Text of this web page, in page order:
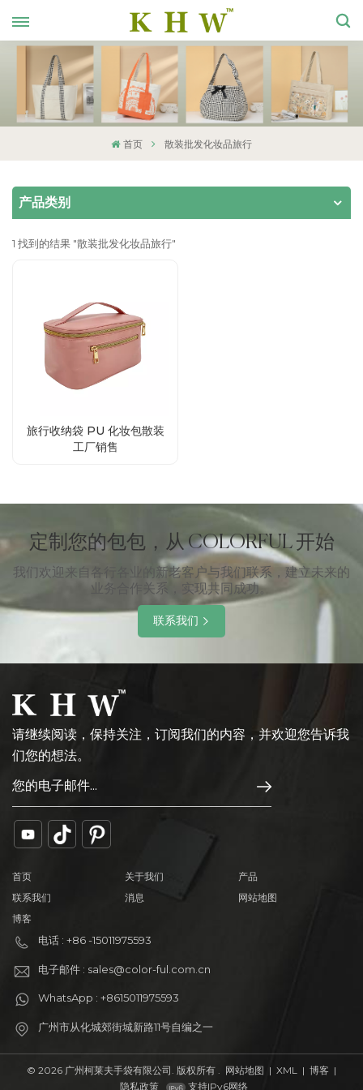
首页 散装批发化妆品旅行
产品类别
1 找到的结果 "散装批发化妆品旅行"
旅行收纳袋 PU 化妆包散装
工厂销售
定制您的包包，从 COLORFUL 开始
我们欢迎来自各行各业的新老客户与我们联系，建立未来的
业务合作关系，实现共同成功。
联系我们
请继续阅读，保持关注，订阅我们的内容，并欢迎您告诉我
们您的想法。
首页 关于我们
产品
联系我们
消息
网站地图
博客
电话 : +86 -15011975593
电子邮件 : sales@color-ful.com.cn
WhatsApp : +8615011975593
广州市从化城郊街城新路11号自编之一
© 2026 广州柯莱夫手袋有限公司. 版权所有 . 网站地图 | XML | 博客 |
隐私政策
支持IPv6网络